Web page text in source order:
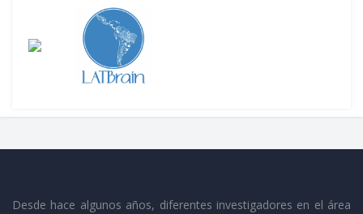
Desde hace algunos años, diferentes investigadores en el área